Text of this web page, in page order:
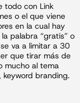
todo con Link
o el que viene
en la cual hay
palabra “gratis” o
va a limitar a 30
que tirar más de
mucho al tema
branding.